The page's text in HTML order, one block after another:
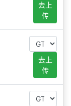
去上
传
去上
传